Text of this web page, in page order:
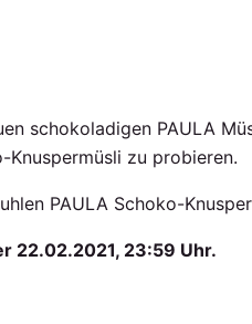
schokoladigen PAULA
Knuspermüsli zu probieren.
PAULA Schoko-
22.02.2021, 23:59 Uhr.